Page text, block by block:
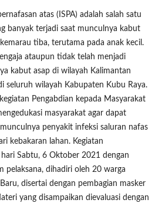
atas (ISPA) adalah salah satu
banyak terjadi saat munculnya kabut
tiba, terutama pada anak kecil.
ataupun tidak telah menjadi
kabut asap di wilayah Kalimantan
seluruh wilayah Kabupaten Kubu Raya.
Pengabdian kepada Masyarakat
masyarakat agar dapat
penyakit infeksi saluran nafas
kebakaran lahan. Kegiatan
Sabtu, 6 Oktober 2021 dengan
pelaksana, dihadiri oleh 20 warga
disertai dengan pembagian masker
yang disampaikan dievaluasi dengan